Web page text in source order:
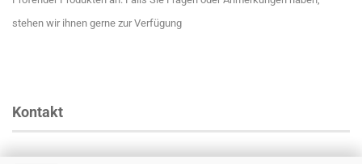
stehen wir ihnen gerne zur Verfügung
Kontakt